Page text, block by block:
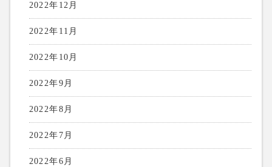
2022年12月
2022年11月
2022年10月
2022年9月
2022年8月
2022年7月
2022年6月